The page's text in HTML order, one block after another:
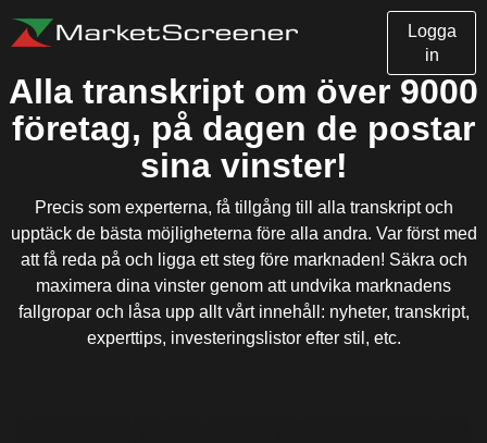
Logga
in
Alla transkript om över 9000
företag, på dagen de postar
sina vinster!
Precis som experterna, få tillgång till alla transkript och
upptäck de bästa möjligheterna före alla andra. Var först med
att få reda på och ligga ett steg före marknaden! Säkra och
maximera dina vinster genom att undvika marknadens
fallgropar och låsa upp allt vårt innehåll: nyheter, transkript,
experttips, investeringslistor efter stil, etc.